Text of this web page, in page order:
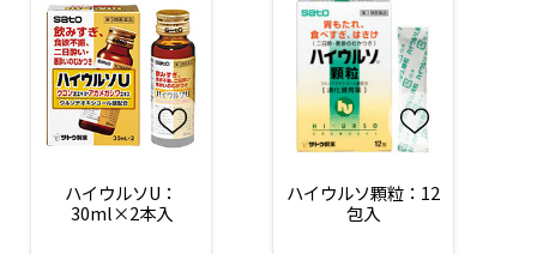
ハイウルソU：
30ml×2本入
ハイウルソ顆粒：12
包入